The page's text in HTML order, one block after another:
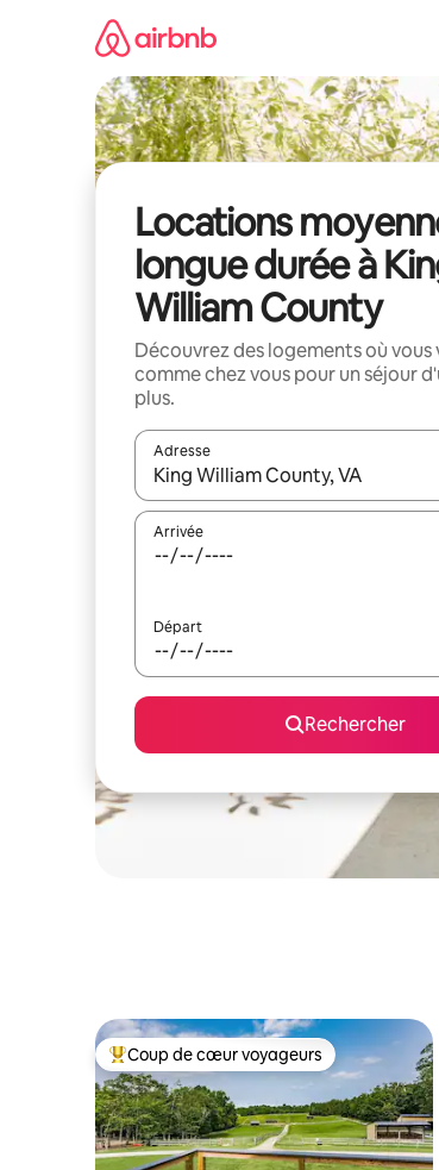
Locations
longue durée à
William County
Découvrez des logements où vous
comme chez vous pour un séjour
plus.
Adresse
Lorsque les résultats s'affichent,
Arrivée
Départ
Rechercher
Coups de cœur voyageurs les plus
Coup de cœur voyageurs